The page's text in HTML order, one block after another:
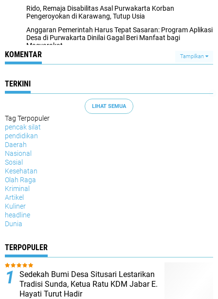
Rido, Remaja Disabilitas Asal Purwakarta Korban
Pengeroyokan di Karawang, Tutup Usia
Anggaran Pemerintah Harus Tepat Sasaran: Program Aplikasi
Desa di Purwakarta Dinilai Gagal Beri Manfaat bagi
Masyarakat
KOMENTAR Tampilkan
TERKINI
LIHAT SEMUA
Tag Terpopuler
pencak silat
pendidikan
Daerah
Nasional
Sosial
Kesehatan
Olah Raga
Kriminal
Artikel
Kuliner
headline
Dunia
TERPOPULER
Sedekah Bumi Desa Situsari Lestarikan
Tradisi Sunda, Ketua Ratu KDM Jabar E.
Hayati Turut Hadir